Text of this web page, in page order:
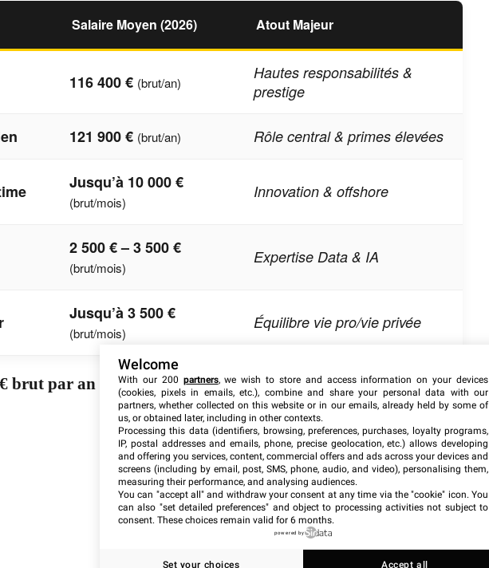
Salaire Moyen (2026) Atout Majeur
116 400 € (brut/an)
Hautes responsabilités &
prestige
121 900 € (brut/an) Rôle central & primes élevées
Jusqu’à 10 000 €
(brut/mois)
Innovation & offshore
2 500 € – 3 500 €
(brut/mois)
Expertise Data & IA
Jusqu’à 3 500 €
(brut/mois)
Équilibre vie pro/vie privée
brut par an
Welcome
With our 200 partners, we wish to store and access information on your devices
(cookies, pixels in emails, etc.), combine and share your personal data with our
partners, whether collected on this website or in our emails, already held by some of
us, or obtained later, including in other contexts.
Processing this data (identifiers, browsing, preferences, purchases, loyalty programs,
IP, postal addresses and emails, phone, precise geolocation, etc.) allows developing
and offering you services, content, commercial offers and ads across your devices and
screens (including by email, post, SMS, phone, audio, and video), personalising them,
measuring their performance, and analysing audiences.
You can "accept all" and withdraw your consent at any time via the "cookie" icon. You
can also "set detailed preferences" and object to processing activities not subject to
consent. These choices remain valid for 6 months.
powered by
Set your choices Accept all